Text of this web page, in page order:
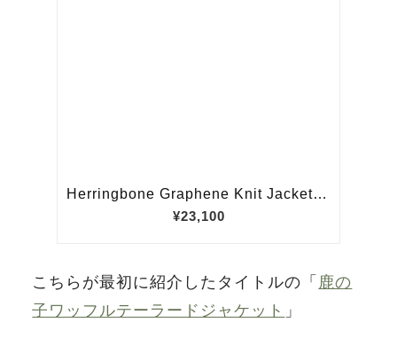
こちらが最初に紹介したタイトルの「 鹿の
子ワッフルテーラードジャケット 」